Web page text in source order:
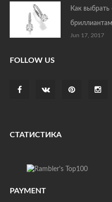
Как выбрать
Jun 17, 2017
FOLLOW US
СТАТИСТИКА
PAYMENT